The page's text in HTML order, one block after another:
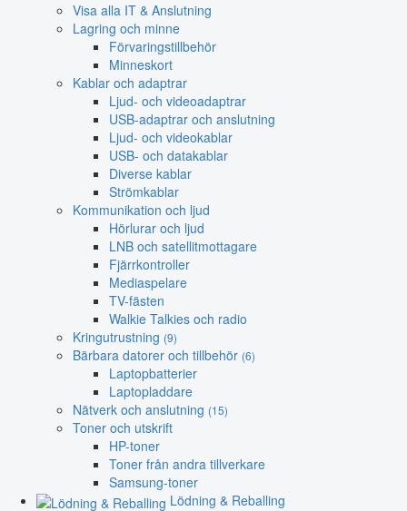
Visa alla IT & Anslutning
Lagring och minne
Förvaringstillbehör
Minneskort
Kablar och adaptrar
Ljud- och videoadaptrar
USB-adaptrar och anslutning
Ljud- och videokablar
USB- och datakablar
Diverse kablar
Strömkablar
Kommunikation och ljud
Hörlurar och ljud
LNB och satellitmottagare
Fjärrkontroller
Mediaspelare
TV-fästen
Walkie Talkies och radio
Kringutrustning (9)
Bärbara datorer och tillbehör (6)
Laptopbatterier
Laptopladdare
Nätverk och anslutning (15)
Toner och utskrift
HP-toner
Toner från andra tillverkare
Samsung-toner
Lödning & Reballing